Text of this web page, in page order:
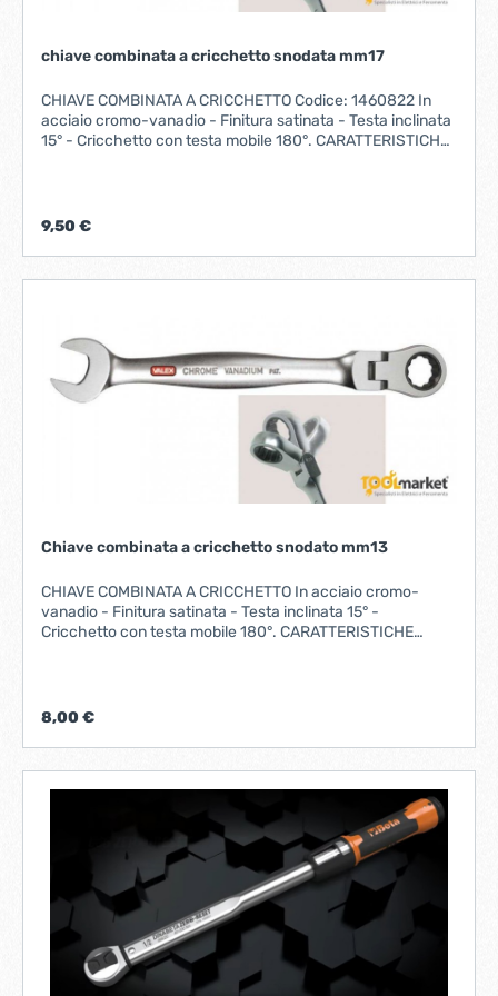
chiave combinata a cricchetto snodata mm17
CHIAVE COMBINATA A CRICCHETTO Codice: 1460822 In
acciaio cromo-vanadio - Finitura satinata - Testa inclinata
15° - Cricchetto con testa mobile 180°. CARATTERISTICHE
9,50 €
Chiave combinata a cricchetto snodato mm13
CHIAVE COMBINATA A CRICCHETTO In acciaio cromo-
vanadio - Finitura satinata - Testa inclinata 15° -
Cricchetto con testa mobile 180°. CARATTERISTICHE
8,00 €